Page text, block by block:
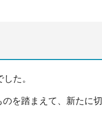
た。
を踏まえて、新たに